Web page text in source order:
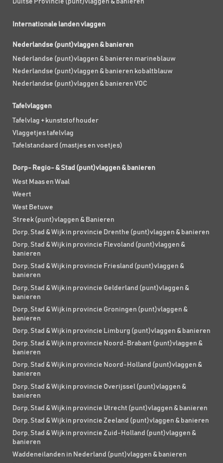
Duitse Provincie (punt)vlaggen & banieren
Internationale landen vlaggen
Nederlandse (punt)vlaggen & banieren
Nederlandse (punt)vlaggen & banieren marineblauw
Nederlandse (punt)vlaggen & banieren kobaltblauw
Nederlandse (punt)vlaggen & banieren VOC
Tafelvlaggen
Tafelvlag + kunststof houder
Vlaggetjes tafelvlag
Tafelstandaard (mastjes en voetjes)
Dorp- Regio- & Stad (punt)vlaggen & banieren
West Maas en Waal
Weert
West Betuwe
Streek (punt)vlaggen & Banieren
Dorp, Stad & Wijk in provincie Drenthe (punt)vlaggen & banieren
Dorp, Stad & Wijk in provincie Flevoland (punt)vlaggen &
banieren
Dorp, Stad & Wijk in provincie Friesland (punt)vlaggen &
banieren
Dorp, Stad & Wijk in provincie Gelderland (punt)vlaggen &
banieren
Dorp, Stad & Wijk in provincie Groningen (punt)vlaggen &
banieren
Dorp, Stad & Wijk in provincie Limburg (punt)vlaggen & banieren
Dorp, Stad & Wijk in provincie Noord-Brabant (punt)vlaggen &
banieren
Dorp, Stad & Wijk in provincie Noord-Holland (punt)vlaggen &
banieren
Dorp, Stad & Wijk in provincie Overijssel (punt)vlaggen &
banieren
Dorp, Stad & Wijk in provincie Utrecht (punt)vlaggen & banieren
Dorp, Stad & Wijk in provincie Zeeland (punt)vlaggen & banieren
Dorp, Stad & Wijk in provincie Zuid-Holland (punt)vlaggen &
banieren
Waddeneilanden in Nederland (punt)vlaggen & banieren